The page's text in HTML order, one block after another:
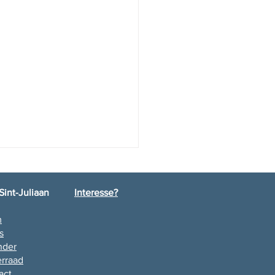
L6
Juliaan Interesse?